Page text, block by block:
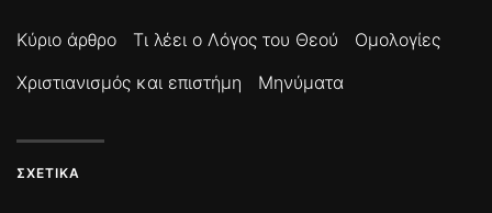
Κύριο άρθρο Τι λέει ο Λόγος του Θεού
Ομολογίες
Χριστιανισμός και επιστήμη
Μηνύματα
ΣΧΕΤΙΚΆ